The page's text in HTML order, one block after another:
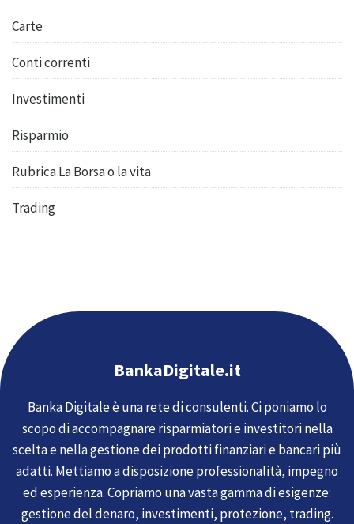
Carte
Conti correnti
Investimenti
Risparmio
Rubrica La Borsa o la vita
Trading
BankaDigitale.it
Banka Digitale è una rete di consulenti. Ci poniamo lo
scopo di accompagnare risparmiatori e investitori nella
scelta e nella gestione dei prodotti finanziari e bancari più
adatti. Mettiamo a disposizione professionalità, impegno
ed esperienza. Copriamo una vasta gamma di esigenze:
gestione del denaro, investimenti, protezione, trading.